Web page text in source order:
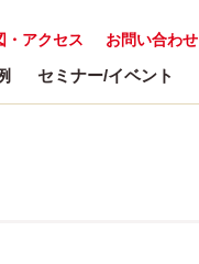
お問い合わせ
・アクセス
セミナー/イベント